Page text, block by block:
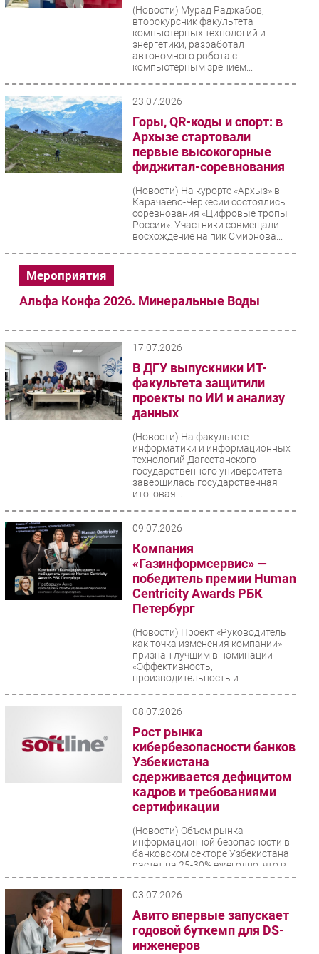
Web
Гаджеты
Здоровье
РАЗДЕЛЫ
Новости
Проекты
IT класс
Тестовый стенд
(Новости) Мурад Раджабов,
второкурсник факультета
компьютерных технологий и
энергетики, разработал
автономного робота с
компьютерным зрением...
23.07.2026
Горы, QR-коды и спорт: в
Архызе стартовали
первые высокогорные
фиджитал-соревнования
(Новости) На курорте «Архыз» в
Карачаево-Черкесии состоялись
соревнования «Цифровые тропы
России». Участники совмещали
восхождение на пик Смирнова...
Мероприятия
Альфа Конфа 2026. Минеральные Воды
17.07.2026
В ДГУ выпускники ИТ-
факультета защитили
проекты по ИИ и анализу
данных
(Новости) На факультете
информатики и информационных
технологий Дагестанского
государственного университета
завершилась государственная
итоговая...
09.07.2026
Компания
«Газинформсервис» —
победитель премии Human
Centricity Awards РБК
Петербург
(Новости) Проект «Руководитель
как точка изменения компании»
признан лучшим в номинации
«Эффективность,
производительность и
08.07.2026
Рост рынка
кибербезопасности банков
Узбекистана
сдерживается дефицитом
кадров и требованиями
сертификации
(Новости) Объем рынка
информационной безопасности в
банковском секторе Узбекистана
растет на 25-30% ежегодно, что в
2-3 раза опережает
03.07.2026
Авито впервые запускает
годовой буткемп для DS-
инженеров